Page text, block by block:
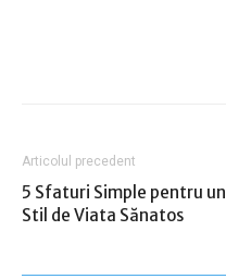
Articolul precedent
5 Sfaturi Simple pentru un
Stil de Viata Sănatos